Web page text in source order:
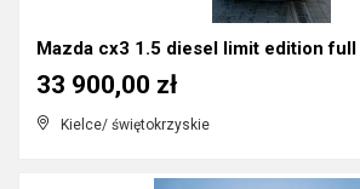
Mazda cx3 1.5 diesel limit edition
Kielce/ świętokrzyskie
33 900,00 zł